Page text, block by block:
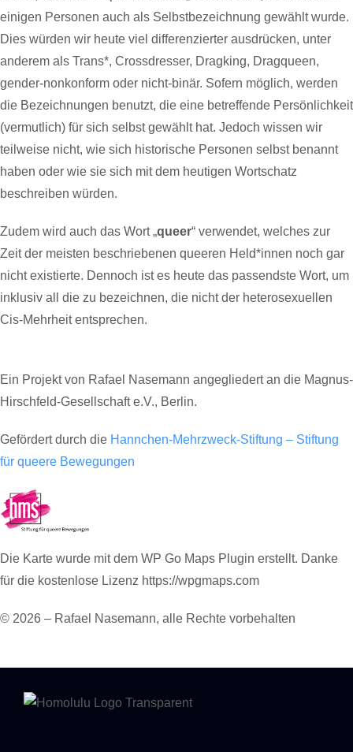
einigen Personen auch als Selbstbezeichnung gewählt wurde.
Dies würden wir heute viel differenzierter ausdrücken, unter
anderem als Trans*, Crossdresser, Dragking, Dragqueen,
gender-nonkonform oder nicht-binär. Sofern möglich, werden
die Bezeichnungen benutzt, die eine betreffende Persönlichkeit
(vermutlich) für sich selbst gewählt hat. Jedoch wissen wir
teilweise nicht, wie sich historische Personen selbst benannt
haben oder wie sie sich mit dem heutigen Wortschatz
beschreiben würden.
Zudem wird auch das Wort „queer“ verwendet, welches zur
Zeit der meisten beschriebenen queeren Held*innen noch gar
nicht existierte. Dennoch ist es heute das passendste Wort, um
inklusiv all die zu bezeichnen, die nicht der heterosexuellen
Cis-Mehrheit entsprechen.
Ein Projekt von Rafael Nasemann angegliedert an die Magnus-
Hirschfeld-Gesellschaft e.V., Berlin.
Gefördert durch die Hannchen-Mehrzweck-Stiftung – Stiftung
für queere Bewegungen
Die Karte wurde mit dem WP Go Maps Plugin erstellt. Danke
für die kostenlose Lizenz https://wpgmaps.com
© 2026 – Rafael Nasemann, alle Rechte vorbehalten